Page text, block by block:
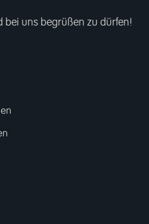
bei uns begrüßen zu dürfen!